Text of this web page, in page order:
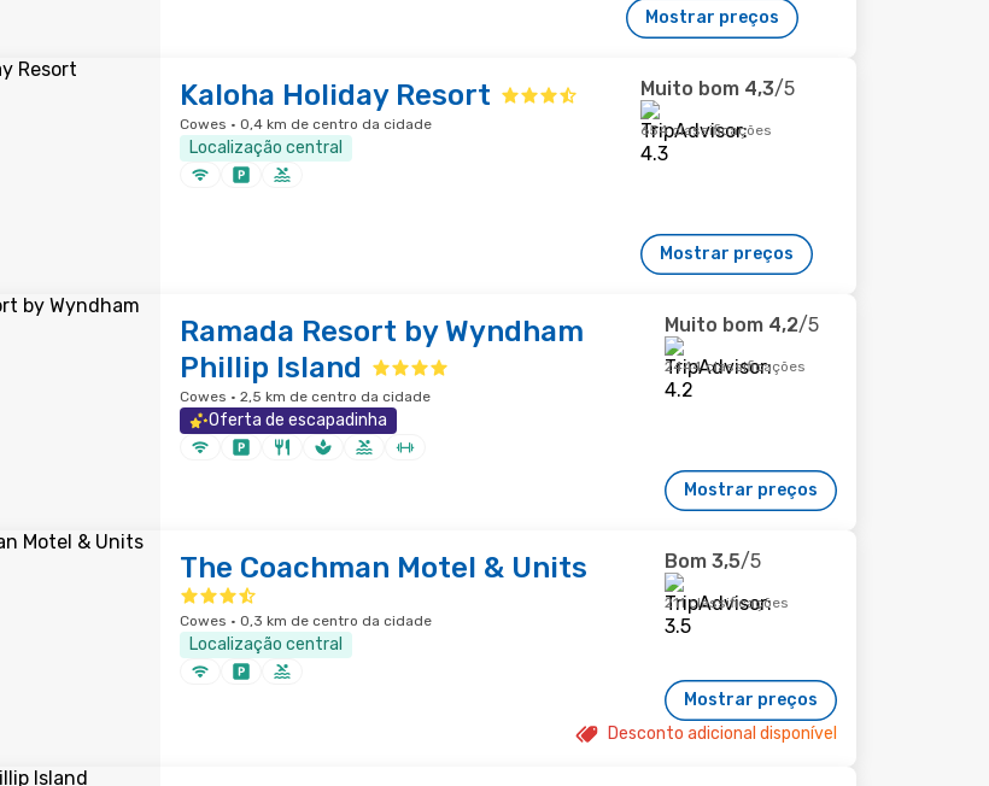
Mostrar preços
Kaloha Holiday Resort
Cowes · 0,4 km de centro da cidade
Localização central
Muito bom 4,3/5
654 classificações
Mostrar preços
Ramada Resort by Wyndham
Phillip Island
Cowes · 2,5 km de centro da cidade
Oferta de escapadinha
Muito bom 4,2/5
2444 classificações
Mostrar preços
The Coachman Motel & Units
Cowes · 0,3 km de centro da cidade
Localização central
Bom 3,5/5
211 classificações
Mostrar preços
Desconto adicional disponível